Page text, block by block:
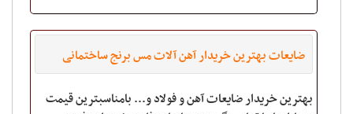
ضایعات بهترین خریدار آهن آلات مس برنج ساختمانی
بهترین خریدار ضایعات آهن و فولاد و... بامناسبترین قیمت